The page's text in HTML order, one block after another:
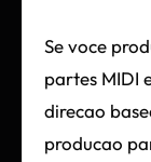
Se voce
partes MIDI
direcao
producao